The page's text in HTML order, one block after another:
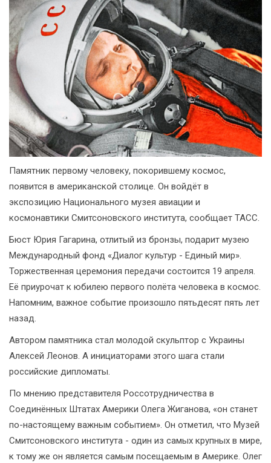
Памятник первому человеку, покорившему космос,
появится в американской столице. Он войдёт в
экспозицию Национального музея авиации и
космонавтики Смитсоновского института, сообщает ТАСС.
Бюст Юрия Гагарина, отлитый из бронзы, подарит музею
Международный фонд «Диалог культур - Единый мир».
Торжественная церемония передачи состоится 19 апреля.
Её приурочат к юбилею первого полёта человека в космос.
Напомним, важное событие произошло пятьдесят пять лет
назад.
Автором памятника стал молодой скульптор с Украины
Алексей Леонов. А инициаторами этого шага стали
российские дипломаты.
По мнению представителя Россотрудничества в
Соединённых Штатах Америки Олега Жиганова, «он станет
по-настоящему важным событием». Он отметил, что Музей
Смитсоновского института - один из самых крупных в мире,
к тому же он является самым посещаемым в Америке. Олег